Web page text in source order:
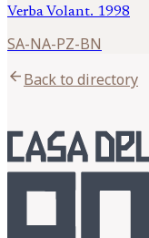
Verba Volant. 1998
SA-NA-PZ-BN
arrow_backBack to directory